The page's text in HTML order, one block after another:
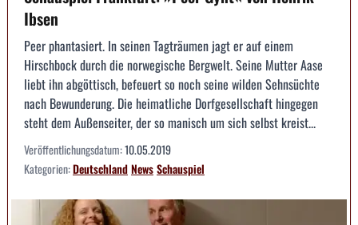
Ibsen
Peer phantasiert. In seinen Tagträumen jagt er auf einem
Hirschbock durch die norwegische Bergwelt. Seine Mutter Aase
liebt ihn abgöttisch, befeuert so noch seine wilden Sehnsüchte
nach Bewunderung. Die heimatliche Dorfgesellschaft hingegen
steht dem Außenseiter, der so manisch um sich selbst kreist...
Veröffentlichungsdatum:10.05.2019
Kategorien:DeutschlandNewsSchauspiel